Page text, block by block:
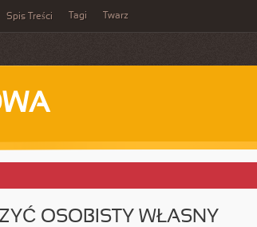
Spis Treści Tagi Twarz
OSOBISTY WŁASNY